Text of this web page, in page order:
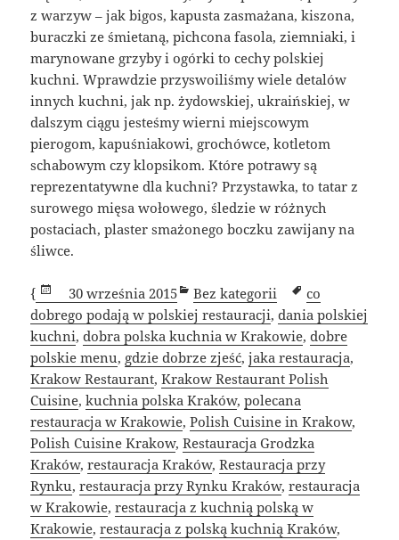
z warzyw – jak bigos, kapusta zasmażana, kiszona,
buraczki ze śmietaną, pichcona fasola, ziemniaki, i
marynowane grzyby i ogórki to cechy polskiej
kuchni. Wprawdzie przyswoiliśmy wiele detalów
innych kuchni, jak np. żydowskiej, ukraińskiej, w
dalszym ciągu jesteśmy wierni miejscowym
pierogom, kapuśniakowi, grochówce, kotletom
schabowym czy klopsikom. Które potrawy są
reprezentatywne dla kuchni? Przystawka, to tatar z
surowego mięsa wołowego, śledzie w różnych
postaciach, plaster smażonego boczku zawijany na
śliwce.
{
Data
publikacji
30 września 2015 Kategorie
Bez kategorii Tagi
co
dobrego podają w polskiej restauracji,dania polskiej
kuchni,dobra polska kuchnia w Krakowie,dobre
polskie menu, gdzie dobrze zjeść,jaka restauracja,
Krakow Restaurant,Krakow Restaurant Polish
Cuisine,kuchnia polska Kraków,polecana
restauracja w Krakowie,Polish Cuisine in Krakow,
Polish Cuisine Krakow,Restauracja Grodzka
Kraków,restauracja Kraków,Restauracja przy
Rynku,restauracja przy Rynku Kraków,restauracja
w Krakowie,restauracja z kuchnią polską w
Krakowie,restauracja z polską kuchnią Kraków,